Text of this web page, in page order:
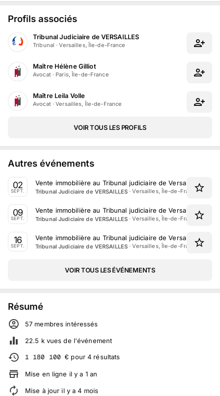
Profils associés
Tribunal Judiciaire de VERSAILLES
Tribunal ·Versailles, Île-de-France
Maître Hélène Gilliot
Avocat· Paris, Île-de-France
Maître Leila Volle
Avocat·Versailles, Île-de-France
VOIR TOUS LES PROFILS
Autres événements
02
SEPT.
Vente immobilière au Tribunal judiciaire de Versailles le 2
Tribunal Judiciaire de VERSAILLES ·Versailles, Île-de-France
09
SEPT.
Vente immobilière au Tribunal judiciaire de Versailles le 9
Tribunal Judiciaire de VERSAILLES ·Versailles, Île-de-France
16
SEPT.
Vente immobilière au Tribunal judiciaire de Versailles le 16
Tribunal Judiciaire de VERSAILLES ·Versailles, Île-de-France
VOIR TOUS LES ÉVÉNEMENTS
Résumé
57 membres intéressés
22.5 kvues de l'événement
1 180 100 € pour4 résultats
Mise en ligne il y a 1 an
Mise à jour il y a4 mois